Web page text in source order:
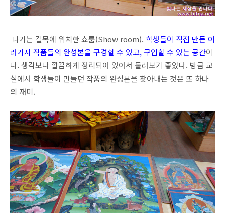
나가는 길목에 위치한 쇼룸(Show room). 학생들이 직접 만든 여
러가지 작품들의 완성본을 구경할 수 있고, 구입할 수 있는 공간이
다. 생각보다 깔끔하게 정리되어 있어서 둘러보기 좋았다. 방금 교
실에서 학생들이 만들던 작품의 완성본을 찾아내는 것은 또 하나
의 재미.